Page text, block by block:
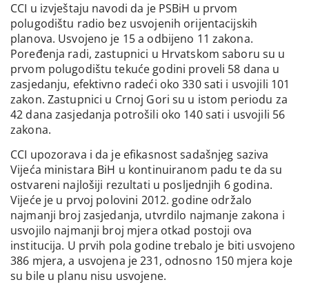
CCI u izvještaju navodi da je PSBiH u prvom
polugodištu radio bez usvojenih orijentacijskih
planova. Usvojeno je 15 a odbijeno 11 zakona.
Poređenja radi, zastupnici u Hrvatskom saboru su u
prvom polugodištu tekuće godini proveli 58 dana u
zasjedanju, efektivno radeći oko 330 sati i usvojili 101
zakon. Zastupnici u Crnoj Gori su u istom periodu za
42 dana zasjedanja potrošili oko 140 sati i usvojili 56
zakona.
CCI upozorava i da je efikasnost sadašnjeg saziva
Vijeća ministara BiH u kontinuiranom padu te da su
ostvareni najlošiji rezultati u posljednjih 6 godina.
Vijeće je u prvoj polovini 2012. godine održalo
najmanji broj zasjedanja, utvrdilo najmanje zakona i
usvojilo najmanji broj mjera otkad postoji ova
institucija. U prvih pola godine trebalo je biti usvojeno
386 mjera, a usvojena je 231, odnosno 150 mjera koje
su bile u planu nisu usvojene.